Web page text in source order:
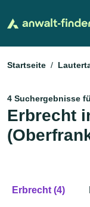
Startseite
4 Suchergebnisse
Erbrecht
Erbrecht (4)